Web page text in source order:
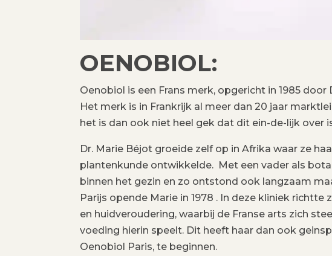
OENOBIOL:
Oenobiol is een Frans merk, opgericht in 1985
Het merk is in Frankrijk al meer dan 20 jaar
het is dan ook niet heel gek dat dit ein-de-lijk over
Dr. Marie Béjot groeide zelf op in Afrika waar ze
plantenkunde ontwikkelde. Met een vader als
binnen het gezin en zo ontstond ook langzaam
Parijs opende Marie in 1978 . In deze kliniek
en huidveroudering, waarbij de Franse arts zich
voeding hierin speelt. Dit heeft haar dan ook
Oenobiol Paris, te beginnen.